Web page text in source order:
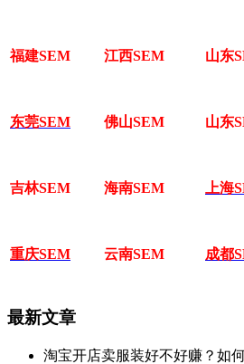
福建SEM 江西SEM 山东
东莞SEM 佛山SEM 山东
吉林SEM 海南SEM 上海
重庆SEM 云南SEM 成都
最新文章
淘宝开店卖服装好不好赚？如